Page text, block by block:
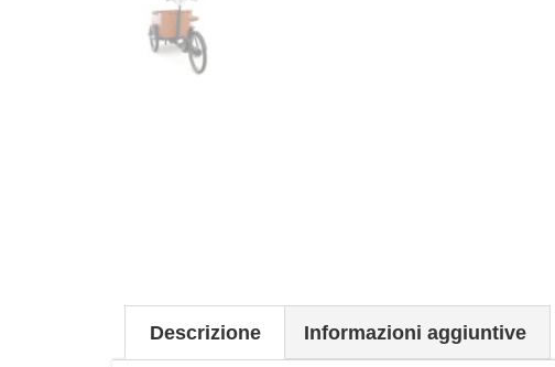
Descrizione Informazioni aggiuntive